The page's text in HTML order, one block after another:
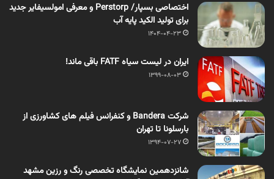
اختصاصی بسپار/ Perstorp و معرفی امولسیفایر جدید
برای تولید الکید پایه آب
1404-04-23
ایران در لیست سیاه FATF باقی ماند!
1399-08-03
شرکت Bandera و کنفرانس فیلم های کشاورزی از
بارسلونا تا تهران ‏
1394-07-27
شانزدهمین نمایشگاه تخصصی رنگ و رزین مشهد